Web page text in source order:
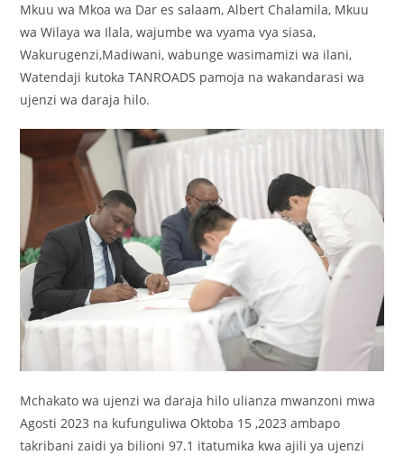
Mkuu wa Mkoa wa Dar es salaam, Albert Chalamila, Mkuu
wa Wilaya wa Ilala, wajumbe wa vyama vya siasa,
Wakurugenzi,Madiwani, wabunge wasimamizi wa ilani,
Watendaji kutoka TANROADS pamoja na wakandarasi wa
ujenzi wa daraja hilo.
Mchakato wa ujenzi wa daraja hilo ulianza mwanzoni mwa
Agosti 2023 na kufunguliwa Oktoba 15 ,2023 ambapo
takribani zaidi ya bilioni 97.1 itatumika kwa ajili ya ujenzi